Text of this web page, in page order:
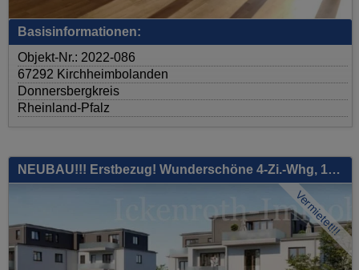
Basisinformationen:
Objekt-Nr.: 2022-086
67292 Kirchheimbolanden
Donnersbergkreis
Rheinland-Pfalz
NEUBAU!!! Erstbezug! Wunderschöne 4-Zi.-Whg, 109m², Terrasse, neue EBK, Stellplatz
Vermietet!!!